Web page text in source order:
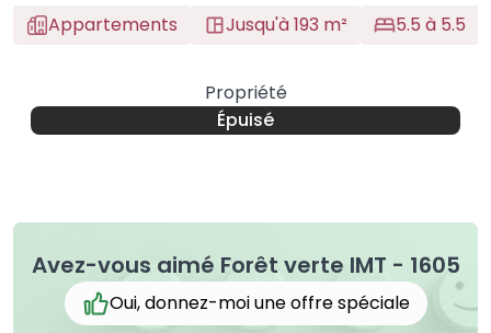
Appartements
Jusqu'à 193 m² 5.5 à 5.5
Propriété
Épuisé
Avez-vous aimé Forêt verte IMT - 1605
Oui, donnez-moi une offre spéciale